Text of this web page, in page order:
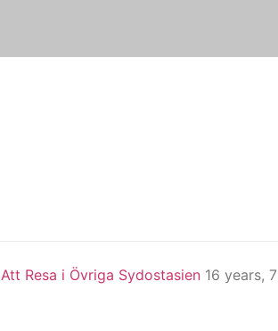
Att Resa i Övriga Sydostasien 16 years,